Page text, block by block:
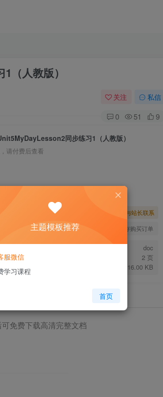
（人教版）
关注 私信
0 51 9
同步练习1（人教版）
请付费后查看
暂时无法购买，请与站长联系
您当前未登录！建议登陆后购买，可保存购买订单
doc
2 页
16.00 KB
免费下载高清完整文档
主题模板推荐
服微信
学习课程
首页